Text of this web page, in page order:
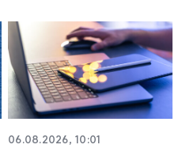
06.08.2026, 10:01